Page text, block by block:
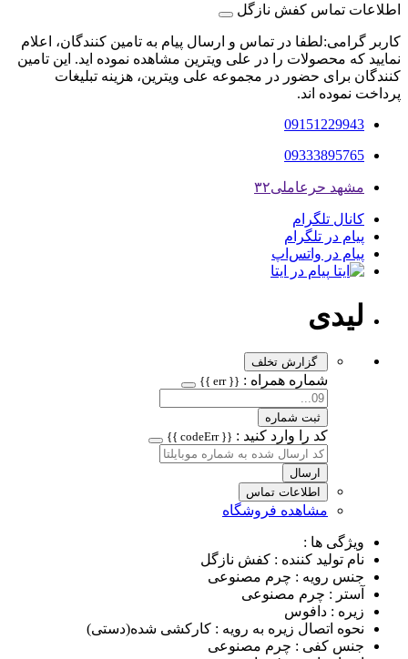
اطلاعات تماس کفش نازگل
کاربر گرامی:لطفا در تماس و ارسال پیام به تامین کنندگان، اعلام
نمایید که محصولات را در علی ویترین مشاهده نموده اید. این تامین
کنندگان برای حضور در مجموعه علی ویترین، هزینه تبلیغات
پرداخت نموده اند.
09151229943
09333895765
مشهد حرعاملی۳۲
کانال تلگرام
پیام در تلگرام
پیام در واتس‌اپ
پیام در ایتا
لیدی
گزارش تخلف
شماره همراه : {{ err }}
ثبت شماره
کد را وارد کنید : {{ codeErr }}
ارسال
اطلاعات تماس
مشاهده فروشگاه
ویژگی ها :
نام تولید کننده : کفش نازگل
جنس رویه : چرم مصنوعی
آستر : چرم مصنوعی
زیره : دافوس
نحوه اتصال زیره به رویه : کارکشی شده(دستی)
جنس کفی : چرم مصنوعی